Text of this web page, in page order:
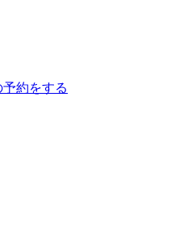
約をする